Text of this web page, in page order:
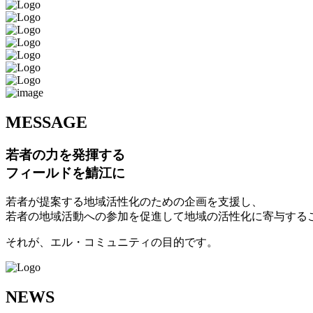
MESSAGE
若者の力を発揮する
フィールドを鯖江に
若者が提案する地域活性化のための企画を支援し、
若者の地域活動への参加を促進して地域の活性化に寄与する
それが、エル・コミュニティの目的です。
NEWS